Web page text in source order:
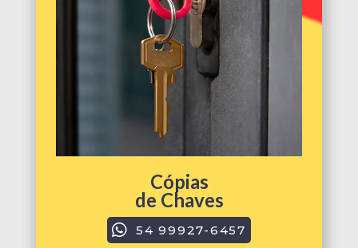
Cópias
de Chaves
54 99927-6457